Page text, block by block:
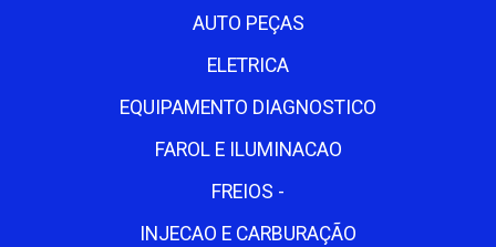
AUTO PEÇAS
ELETRICA
EQUIPAMENTO DIAGNOSTICO
FAROL E ILUMINACAO
FREIOS -
INJECAO E CARBURAÇÃO